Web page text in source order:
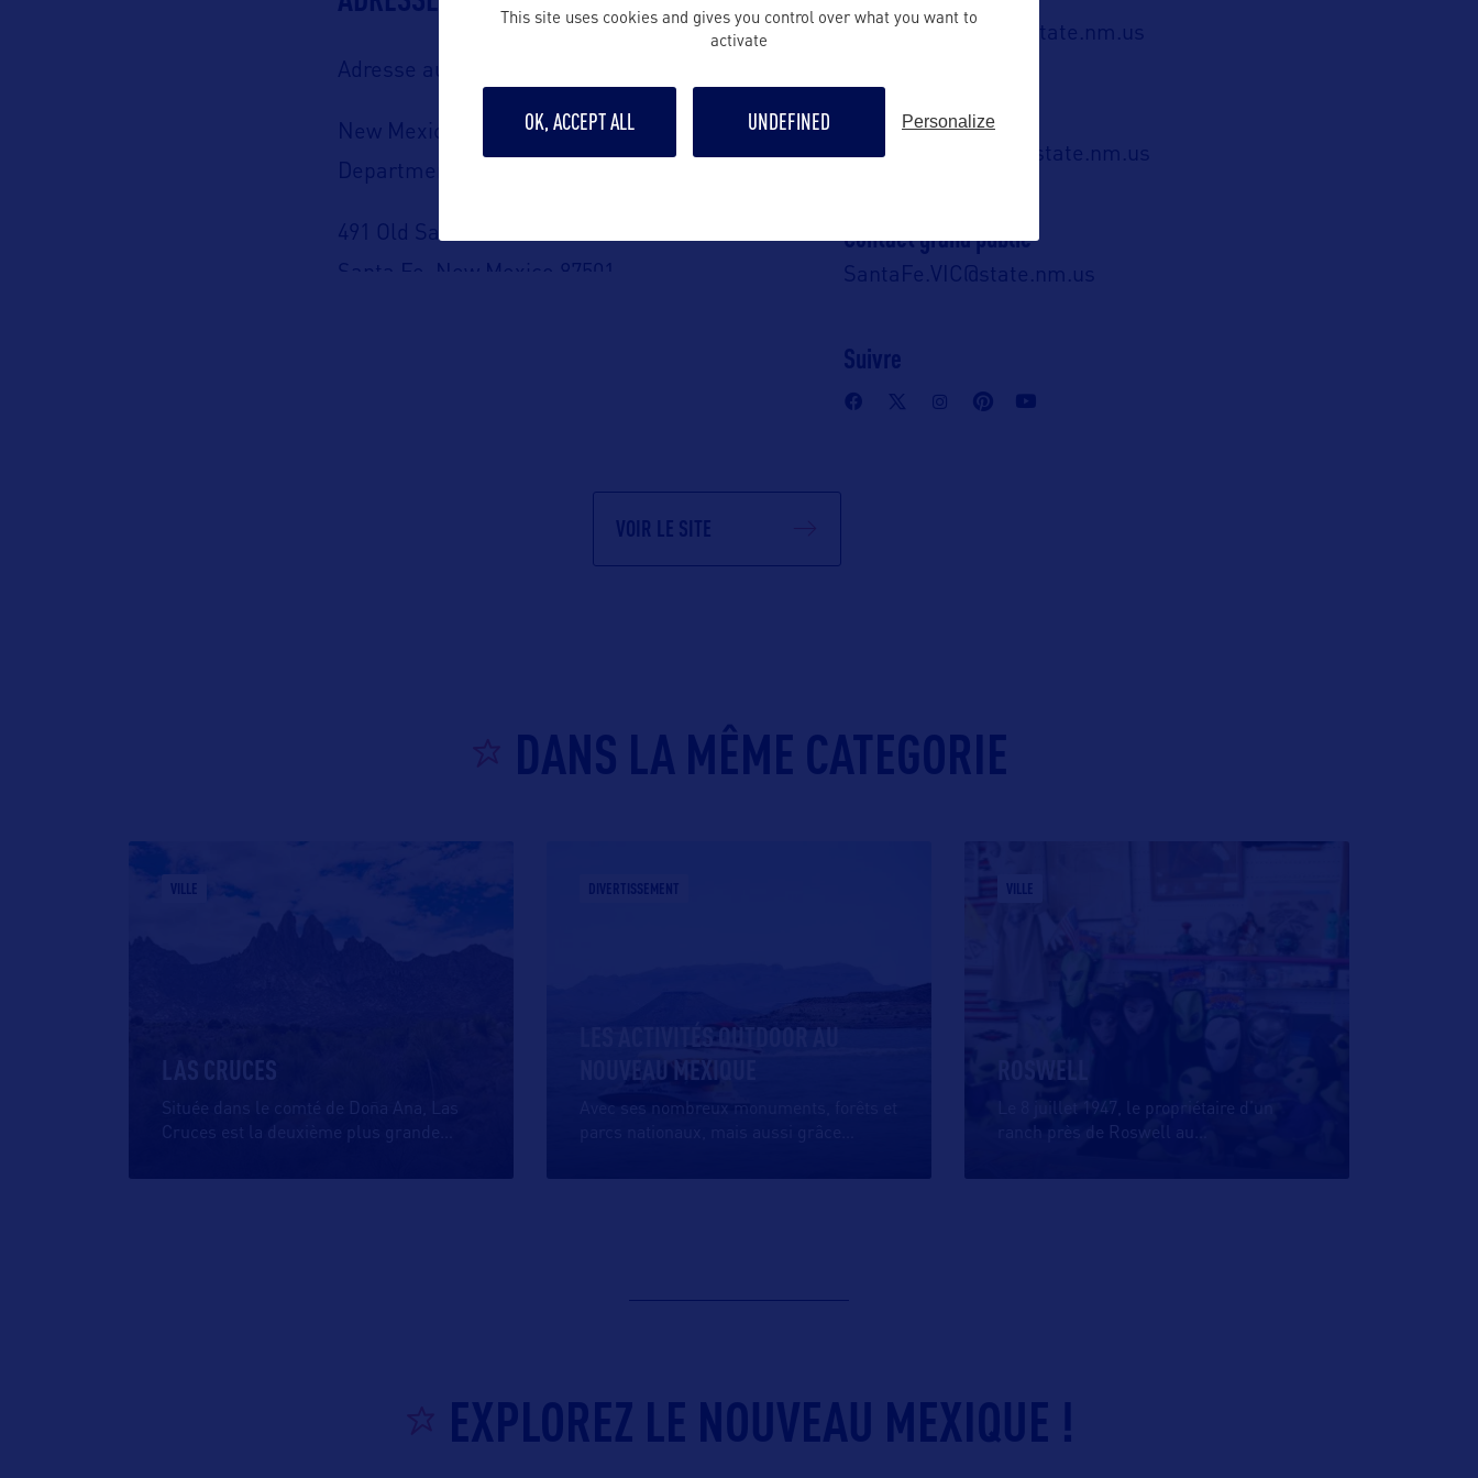
Adresse aux USA :
New Mexico Tourism
Department
491 Old Santa Fe Trail
Santa Fe, New Mexico 87501 –
Brianna.Gallegos@state.nm.us
Contact pro
Susan.Kavanaugh@state.nm.us
Contact grand public
SantaFe.VIC@state.nm.us
Suivre
VOIR LE SITE
DANS LA MÊME CATEGORIE
VILLE
LAS CRUCES
Située dans le comté de Doña Ana, Las
Cruces est la deuxième plus grande
DIVERTISSEMENT
LES ACTIVITÉS OUTDOOR AU
NOUVEAU MEXIQUE
Avec ses nombreux monuments, forêts et
VILLE
ROSWELL
Le 8 juillet 1947, le propriétaire d’un
ranch près de Roswell au
EXPLOREZ LE NOUVEAU MEXIQUE !
This site uses cookies and gives you control over what you want to
activate
OK, ACCEPT ALL UNDEFINED Personalize